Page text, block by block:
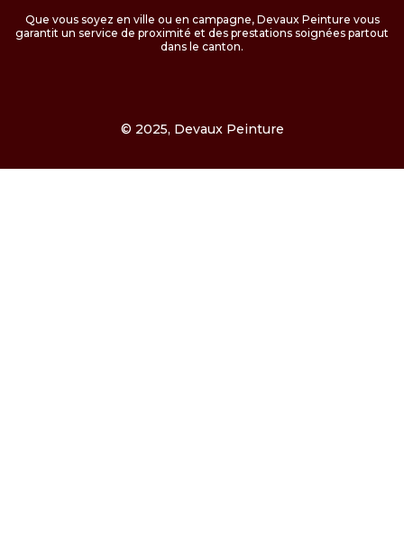
Que vous soyez en ville ou en campagne, Devaux Peinture vous
garantit un service de proximité et des prestations soignées partout
dans le canton.
© 2025, Devaux Peinture